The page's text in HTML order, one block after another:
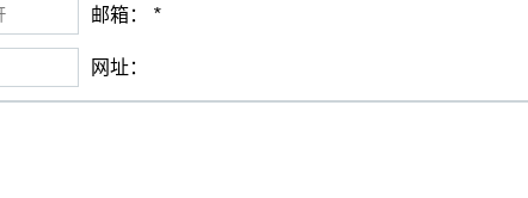
邮箱： *
网址：